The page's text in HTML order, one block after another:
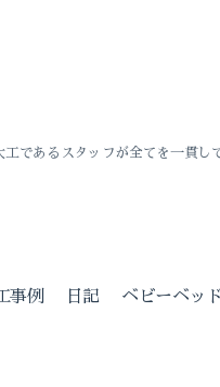
であるスタッフが全てを一貫し
事例 日記 ベビーベッ